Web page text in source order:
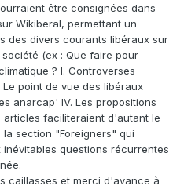
être consignées dans
Wikiberal, permettant un
des divers courants libéraux sur
(ex : Que faire pour
? I. Controverses
point de vue des libéraux
anarcap' IV. Les propositions
articles faciliteraient d'autant le
section "Foreigners" qui
questions récurrentes
caillasses et merci d'avance à